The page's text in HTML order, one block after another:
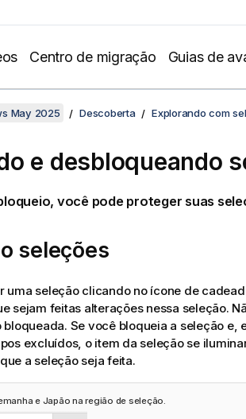
Centro de migração Guias de
May 2025 Descoberta Explorando com
e desbloqueando
você pode proteger suas
seleções
uma seleção clicando no ícone de
sejam feitas alterações nessa seleção.
Se você bloqueia a seleção e,
excluídos, o item da seleção se
a seleção seja feita.
e Japão na região de seleção.